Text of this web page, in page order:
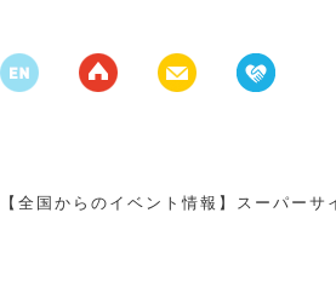
【全国からのイベント情報】スーパー